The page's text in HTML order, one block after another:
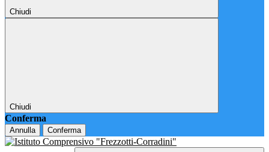
Chiudi
Chiudi
Conferma
Annulla Conferma